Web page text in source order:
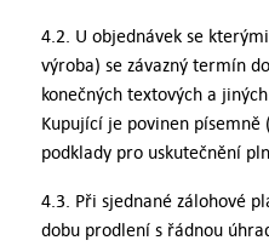
4.2. U objednávek se
výroba) se závazný termín
konečných textových a
Kupující je povinen
podklady pro uskutečnění
4.3. Při sjednané zálohové
dobu prodlení s řádnou